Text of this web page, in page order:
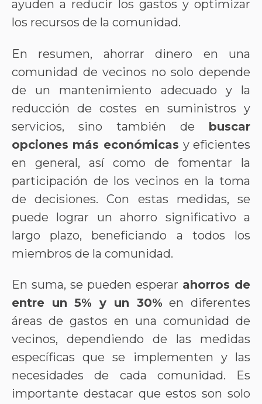
ayuden a reducir los gastos y optimizar
los recursos de la comunidad.
En resumen, ahorrar dinero en una
comunidad de vecinos no solo depende
de un mantenimiento adecuado y la
reducción de costes en suministros y
servicios, sino también de buscar
opciones más económicas y eficientes
en general, así como de fomentar la
participación de los vecinos en la toma
de decisiones. Con estas medidas, se
puede lograr un ahorro significativo a
largo plazo, beneficiando a todos los
miembros de la comunidad.
En suma, se pueden esperar ahorros de
entre un 5% y un 30% en diferentes
áreas de gastos en una comunidad de
vecinos, dependiendo de las medidas
específicas que se implementen y las
necesidades de cada comunidad. Es
importante destacar que estos son solo